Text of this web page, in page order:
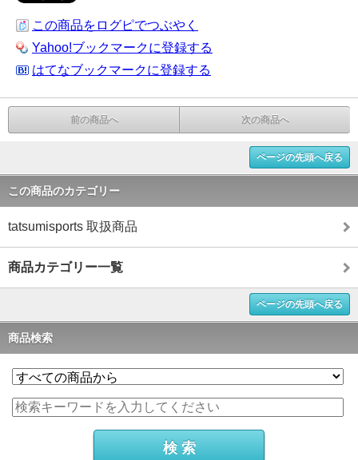
この商品をログピでつぶやく
Yahoo!ブックマークに登録する
はてなブックマークに登録する
前の商品へ 次の商品へ
ページの先頭へ戻る
この商品のカテゴリー
tatsumisports 取扱商品
商品カテゴリー一覧
ページの先頭へ戻る
商品検索